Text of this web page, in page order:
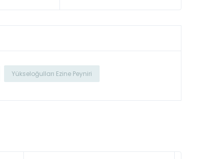
Yükseloğulları Ezine Peyniri